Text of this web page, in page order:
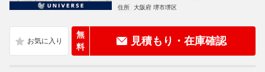
住所
大阪府 堺市堺区
無
料
見積もり・在庫確認